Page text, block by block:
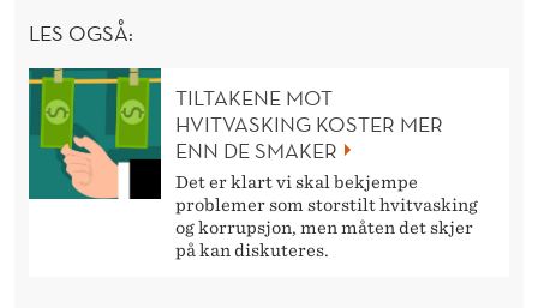
LES OGSÅ:
TILTAKENE MOT
HVITVASKING KOSTER MER
ENN DE SMAKER
Det er klart vi skal bekjempe
problemer som storstilt hvitvasking
og korrupsjon, men måten det skjer
på kan diskuteres.